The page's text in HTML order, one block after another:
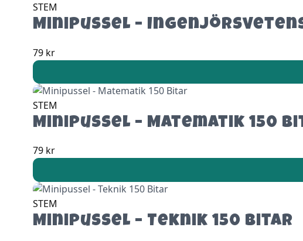
STEM
Minipussel –
79 kr
STEM
Minipussel – Matematik 150
79 kr
STEM
Minipussel – Teknik 150 Bitar